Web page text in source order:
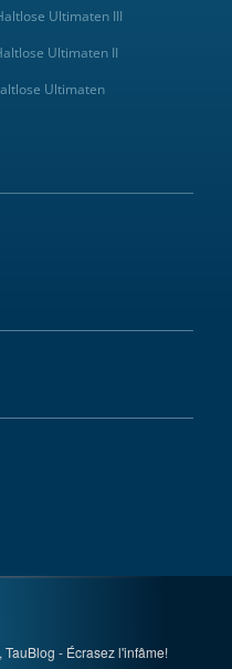
Ultimaten III
Ultimaten II
Ultimaten
- Écrasez l'infâme!